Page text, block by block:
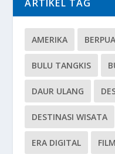
ARTIKEL TAG
AMERIKA
BULU TANGKIS
DAUR ULANG
DESTINASI WISATA
ERA DIGITAL FILM